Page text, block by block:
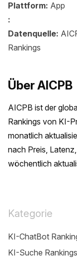
Plattform: App
:
Datenquelle:
Rankings
Über AICPB
AICPB ist der
Rankings von KI-
monatlich
nach Preis,
wöchentlich
Kategorie
KI-ChatBot
KI-Suche Rankings